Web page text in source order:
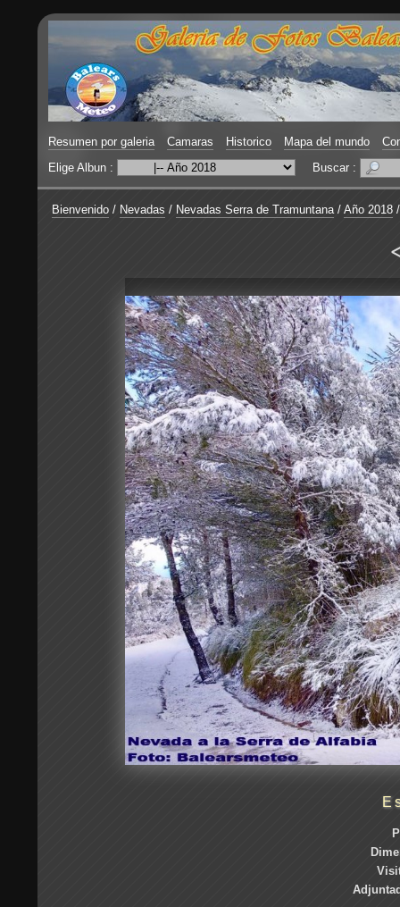
Resumen por galeria Camaras Historico Mapa del mundo
Elige Albun :
Buscar :
Bienvenido / Nevadas / Nevadas Serra de Tramuntana/ Año 2018